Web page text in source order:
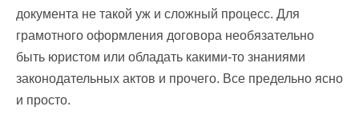
документа не такой уж и сложный процесс. Для
грамотного оформления договора необязательно
быть юристом или обладать какими-то знаниями
законодательных актов и прочего. Все предельно ясно
и просто.